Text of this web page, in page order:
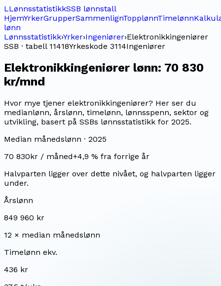
LLønnsstatistikkSSB lønnstall
HjemYrkerGrupperSammenlignTopplønnTimelønn
lønn
Lønnsstatistikk›Yrker›Ingeniører›Elektronikkingeniører
SSB · tabell 11418Yrkeskode 3114Ingeniører
Elektronikkingeniører lønn: 70 830
kr/mnd
Hvor mye tjener elektronikkingeniører? Her ser du
medianlønn, årslønn, timelønn, lønnsspenn, sektor og
utvikling, basert på SSBs lønnsstatistikk for 2025.
Median månedslønn · 2025
70 830kr / måned+4,9 % fra forrige år
Halvparten ligger over dette nivået, og halvparten ligger
under.
Årslønn
849 960 kr
12 × median månedslønn
Timelønn ekv.
436 kr